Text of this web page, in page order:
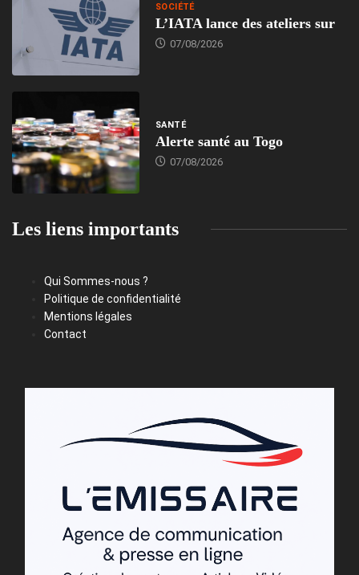
SOCIÉTÉ
L’IATA lance des ateliers sur
07/08/2026
SANTÉ
Alerte santé au Togo
07/08/2026
Les liens importants
Qui Sommes-nous ?
Politique de confidentialité
Mentions légales
Contact